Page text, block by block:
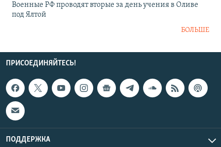
Военные РФ проводят вторые за день учения в Оливе
под Ялтой
БОЛЬШЕ
ПРИСОЕДИНЯЙТЕСЬ!
ПОДДЕРЖКА